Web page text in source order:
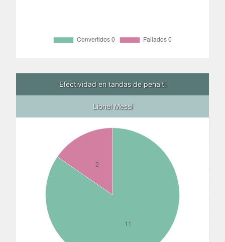
Efectividad en tandas de penalti
Lionel Messi